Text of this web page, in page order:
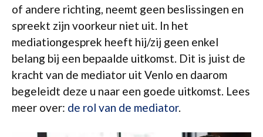
of andere richting, neemt geen beslissingen en
spreekt zijn voorkeur niet uit. In het
mediationgesprek heeft hij/zij geen enkel
belang bij een bepaalde uitkomst. Dit is juist de
kracht van de mediator uit Venlo en daarom
begeleidt deze u naar een goede uitkomst. Lees
meer over: de rol van de mediator.